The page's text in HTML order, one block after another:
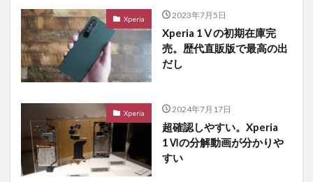
Xperia 2023年7月5日
Xperia 1Ⅴの初期在庫完
売。歴代直販版で最高の出
だし
Xperia 2024年7月17日
超確認しやすい。Xperia
1Ⅵの分解動画が分かりや
すい